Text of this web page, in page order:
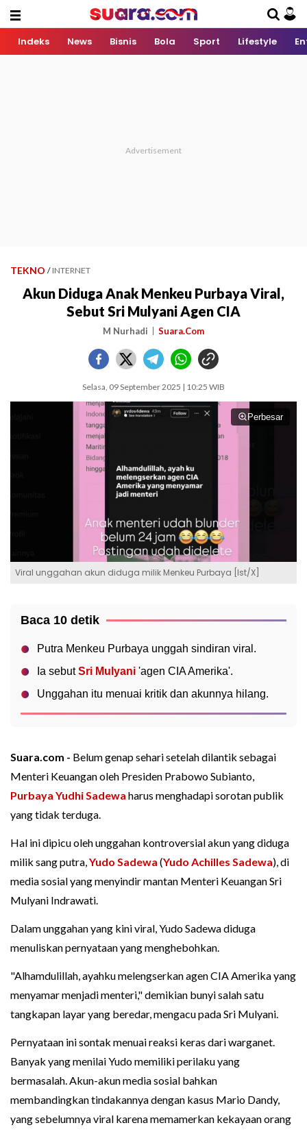
Indeks News Bisnis Bola Sport Lifestyle
TEKNO / INTERNET
Akun Diduga Anak Menkeu Purbaya Viral,
Sebut Sri Mulyani Agen CIA
M Nurhadi Suara.Com
Selasa, 09 September 2025 | 10:25 WIB
Perbesar
Viral unggahan akun diduga milik Menkeu Purbaya [Ist/X]
Baca 10 detik
Putra Menkeu Purbaya unggah sindiran viral.
Ia sebutSri Mulyani 'agen CIA Amerika'.
Unggahan itu menuai kritik dan akunnya hilang.
Suara.com - Belum genap sehari setelah dilantik sebagai
Menteri Keuangan oleh Presiden Prabowo Subianto,
Purbaya Yudhi Sadewa harus menghadapi sorotan publik
yang tidak terduga.
Hal ini dipicu oleh unggahan kontroversial akun yang diduga
milik sang putra,Yudo Sadewa (Yudo Achilles Sadewa), di
media sosial yang menyindir mantan Menteri Keuangan Sri
Mulyani Indrawati.
Dalam unggahan yang kini viral, Yudo Sadewa diduga
menuliskan pernyataan yang menghebohkan.
"Alhamdulillah, ayahku melengserkan agen CIA Amerika yang
menyamar menjadi menteri," demikian bunyi salah satu
tangkapan layar yang beredar, mengacu pada Sri Mulyani.
Pernyataan ini sontak menuai reaksi keras dari warganet.
Banyak yang menilai Yudo memiliki perilaku yang
bermasalah. Akun-akun media sosial bahkan
membandingkan tindakannya dengan kasus Mario Dandy,
yang sebelumnya viral karena memamerkan kekayaan orang